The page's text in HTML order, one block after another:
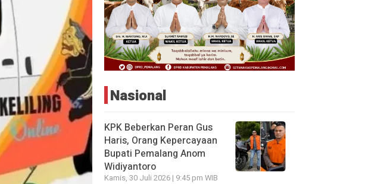
Nasional
KPK Beberkan Peran Gus
Haris, Orang Kepercayaan
Bupati Pemalang Anom
Widiyantoro
Kamis, 30 Juli 2026 | 9:45 pm WIB